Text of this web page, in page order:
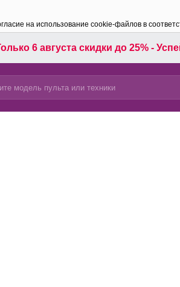
на использование cookie-файлов в
6 августа скидки до 25% -